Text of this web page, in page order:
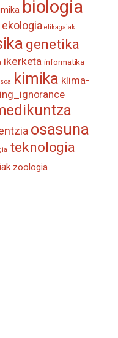
biologia
ekologia elikagaiak
genetika
ikerketa informatika
kimika klima-
osasuna
teknologia
zoologia